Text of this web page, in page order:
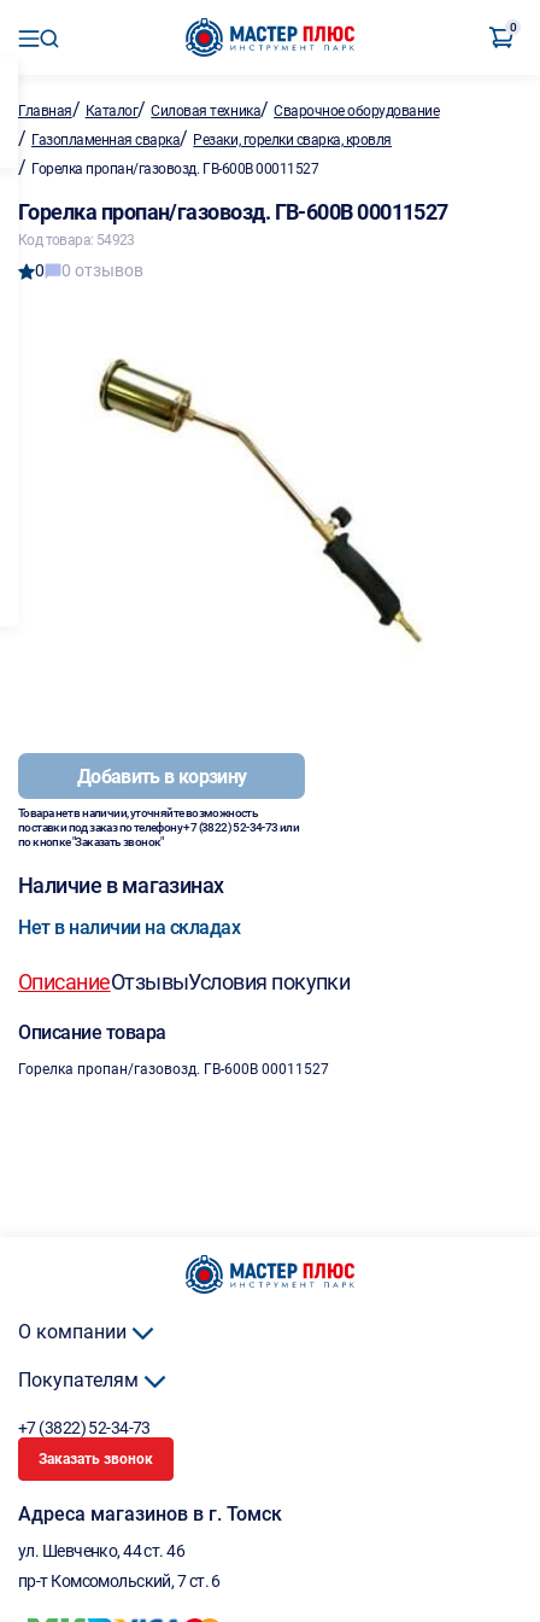
0
Главная/ Каталог/Силовая техника/Сварочное оборудование
/ Газопламенная сварка/ Резаки, горелки сварка, кровля
/ Горелка пропан/газовозд. ГВ-600В 00011527
Горелка пропан/газовозд. ГВ-600В 00011527
Код товара: 54923
0 0 отзывов
Добавить в корзину
Товара нет в наличии, уточняйте возможность
поставки под заказ по телефону+7 (3822) 52-34-73или
по кнопке "Заказать звонок"
Наличие в магазинах
Нет в наличии на складах
ОписаниеОтзывыУсловия покупки
Описание товара
Горелка пропан/газовозд. ГВ-600В 00011527
О компании
Покупателям
+7 (3822) 52-34-73
Заказать звонок
Адреса магазинов в г. Томск
ул. Шевченко, 44 ст. 46
пр-т Комсомольский, 7 ст. 6